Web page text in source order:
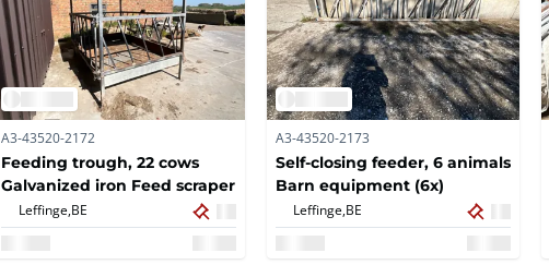
A3-43520-2172
Feeding trough, 22 cows
Galvanized iron Feed scraper
Leffinge,BE
A3-43520-2173
Self-closing feeder, 6 animals
Barn equipment (6x)
Leffinge,BE